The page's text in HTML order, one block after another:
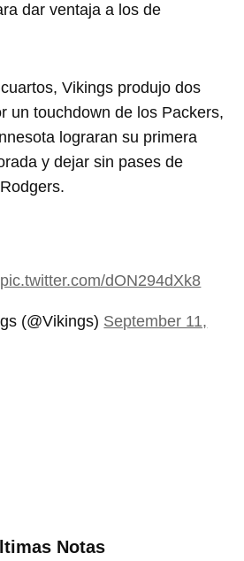
dar ventaja a los de
Vikings produjo dos
un touchdown de los Packers,
lograran su primera
y dejar sin pases de
pic.twitter.com/dON294dXk8
(@Vikings) September 11,
Notas